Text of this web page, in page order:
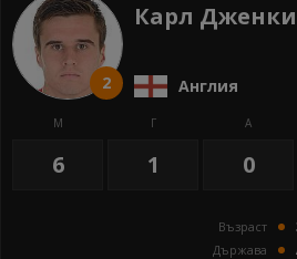
2
Карл
Англия
М
6
Г
1
А
0
Възраст
Държава